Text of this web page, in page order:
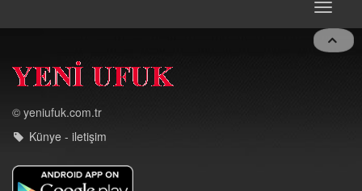
Toggle
© yeniufuk.com.tr
Künye - iletişim